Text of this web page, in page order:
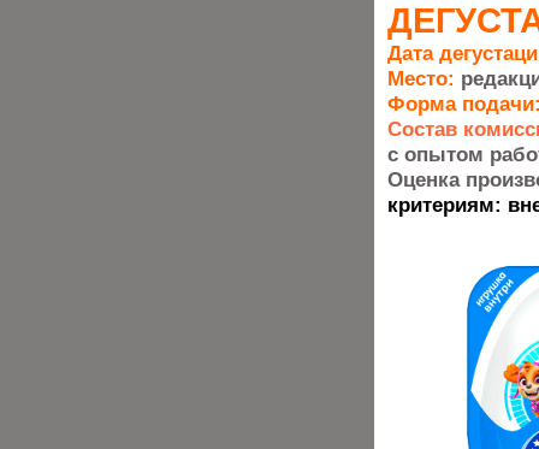
Дата
Место:
Форма
Состав
с опытом
Оценка
критериям: